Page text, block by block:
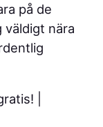
på de
väldigt nära